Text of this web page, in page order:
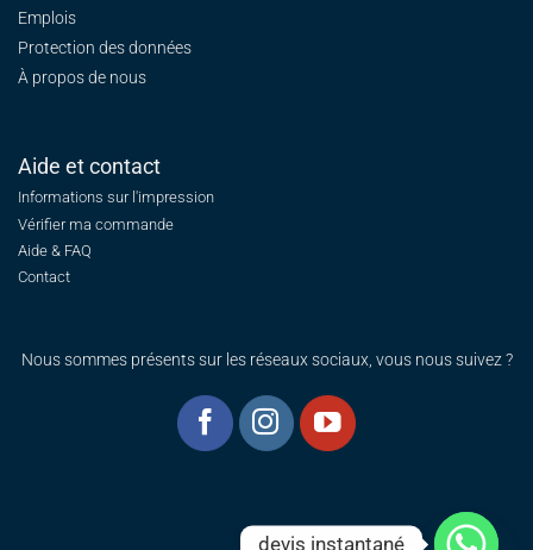
Emplois
Protection des données
À propos de nous
Aide et contact
Informations sur l'impression
Vérifier ma commande
Aide & FAQ
Contact
Nous sommes présents sur les réseaux sociaux, vous nous suivez ?
devis instantané